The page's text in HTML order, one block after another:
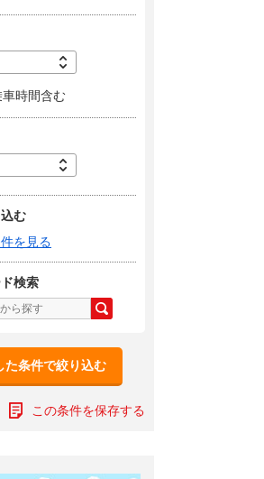
時間含む
む
を見る
検索
た条件で絞り込む
この条件を保存する